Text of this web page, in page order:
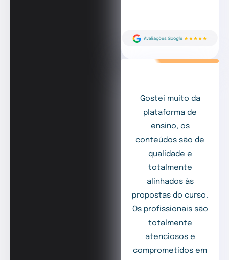
Gostei muito da
plataforma de
ensino, os
conteúdos são de
qualidade e
totalmente
alinhados às
propostas do curso.
Os profissionais são
totalmente
atenciosos e
comprometidos em